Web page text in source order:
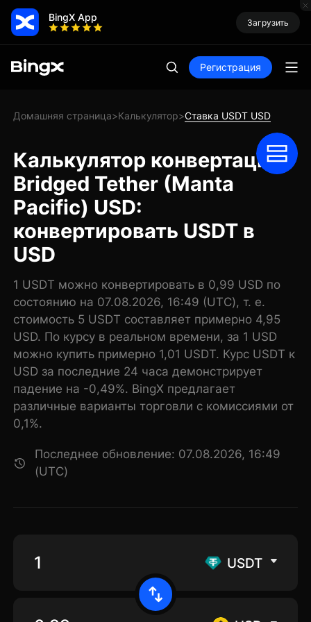
BingX App Загрузить
Регистрация
Домашняя страница>Калькулятор>Ставка USDT USD
Калькулятор конвертации
Bridged Tether (Manta
Pacific) USD:
конвертировать USDT в
USD
1 USDT можно конвертировать в 0,99 USD по
состоянию на 07.08.2026, 16:49 (UTC), т. е.
стоимость 5 USDT составляет примерно 4,95
USD. По курсу в реальном времени, за 1 USD
можно купить примерно 1,01 USDT. Курс USDT к
USD за последние 24 часа демонстрирует
падение на -0,49%. BingX предлагает
различные варианты торговли с комиссиями от
0,1%.
Последнее обновление: 07.08.2026, 16:49
(UTC)
USDT